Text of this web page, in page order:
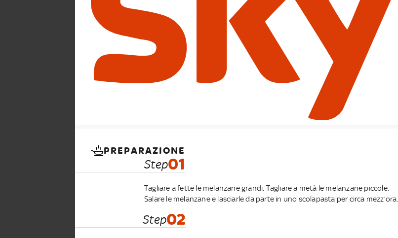
PREPARAZIONE
Step01
Tagliare a fette le melanzane grandi. Tagliare a metà le melanzane piccole.
Salare le melanzane e lasciarle da parte in uno scolapasta per circa mezz’ora.
Step02